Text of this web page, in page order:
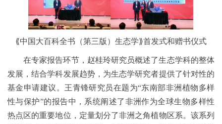
⟪中国大百科全书（第三版）生态学⟫首发式和赠书仪式
在专家报告环节，赵桂玲研究员概述了生态学科的整体
发展，结合学科发展趋势，为生态学研究者提供了针对性的
基金申请建议。王青锋研究员在题为“东南部非洲植物多样
性与保护”的报告中，系统阐述了非洲作为全球生物多样性
热点区的重要地位，定量划分了非洲之角植物区系。该系列